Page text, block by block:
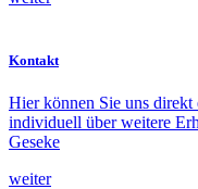
Kontakt
Hier können Sie uns
individuell über weitere
Geseke
weiter